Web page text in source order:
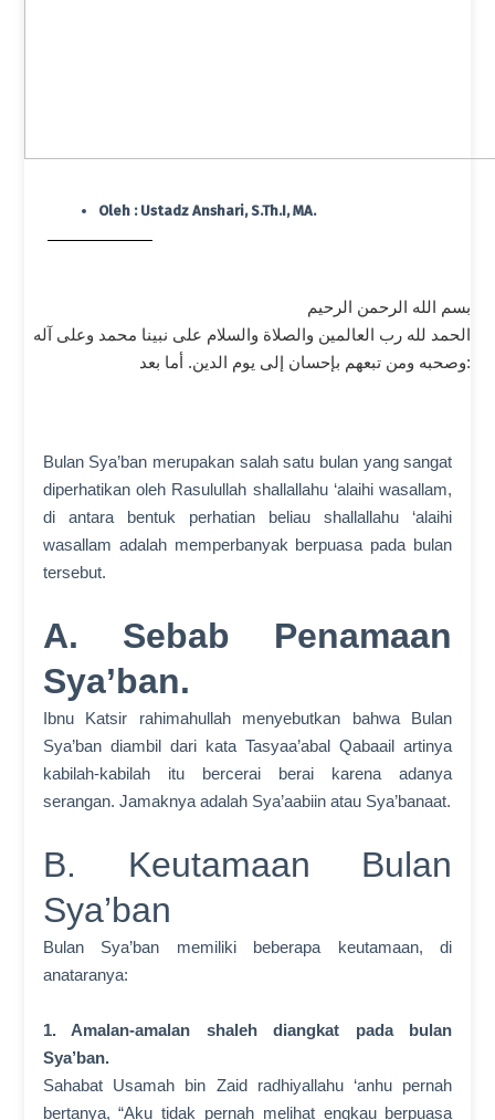
Oleh : Ustadz Anshari, S.Th.I, MA.
بسم الله الرحمن الرحيم
الحمد لله رب العالمين والصلاة والسلام على نبينا محمد وعلى آله
وصحبه ومن تبعهم بإحسان إلى يوم الدين. أما بعد:
Bulan Sya’ban merupakan salah satu bulan yang sangat
diperhatikan oleh Rasulullah shallallahu ‘alaihi wasallam,
di antara bentuk perhatian beliau shallallahu ‘alaihi
wasallam adalah memperbanyak berpuasa pada bulan
tersebut.
A. Sebab Penamaan
Sya’ban.
Ibnu Katsir rahimahullah menyebutkan bahwa Bulan
Sya’ban diambil dari kata Tasyaa’abal Qabaail artinya
kabilah-kabilah itu bercerai berai karena adanya
serangan. Jamaknya adalah Sya’aabiin atau Sya’banaat.
B. Keutamaan Bulan
Sya’ban
Bulan Sya’ban memiliki beberapa keutamaan, di
anataranya:
1. Amalan-amalan shaleh diangkat pada bulan
Sya’ban.
Sahabat Usamah bin Zaid radhiyallahu ‘anhu pernah
bertanya, “Aku tidak pernah melihat engkau berpuasa